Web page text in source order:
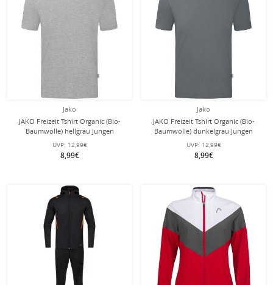
Jako
JAKO Freizeit Tshirt Organic (Bio-
Baumwolle) hellgrau Jungen
UVP: 12,99€
8,99€
Jako
JAKO Freizeit Tshirt Organic (Bio-
Baumwolle) dunkelgrau Jungen
UVP: 12,99€
8,99€